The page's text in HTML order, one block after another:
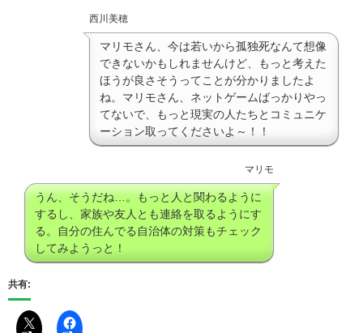
西川美穂
マリモさん、今は若いから孤独死なんて想像
できないかもしれませんけど、もっと考えた
ほうが良さそうってことが分かりましたよ
ね。マリモさん、ネットゲームばっかりやっ
てないで、もっと現実の人たちとコミュニケ
ーション取ってくださいよ～！！
マリモ
うん、そうだね…。もっと人と関わるように
するし、家族や友人とも連絡を取るようにす
る。自分の住んでる自治体の対策もチェック
してみようっと！
共有: